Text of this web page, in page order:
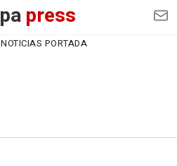
press
PORTADA